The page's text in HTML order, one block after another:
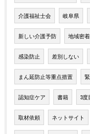
介護福祉士会 岐阜県
新しい介護予防 地域密着
感染防止 差別しない
まん延防止等重点措置
認知症ケア 書籍 3
取材依頼 ネットサイト